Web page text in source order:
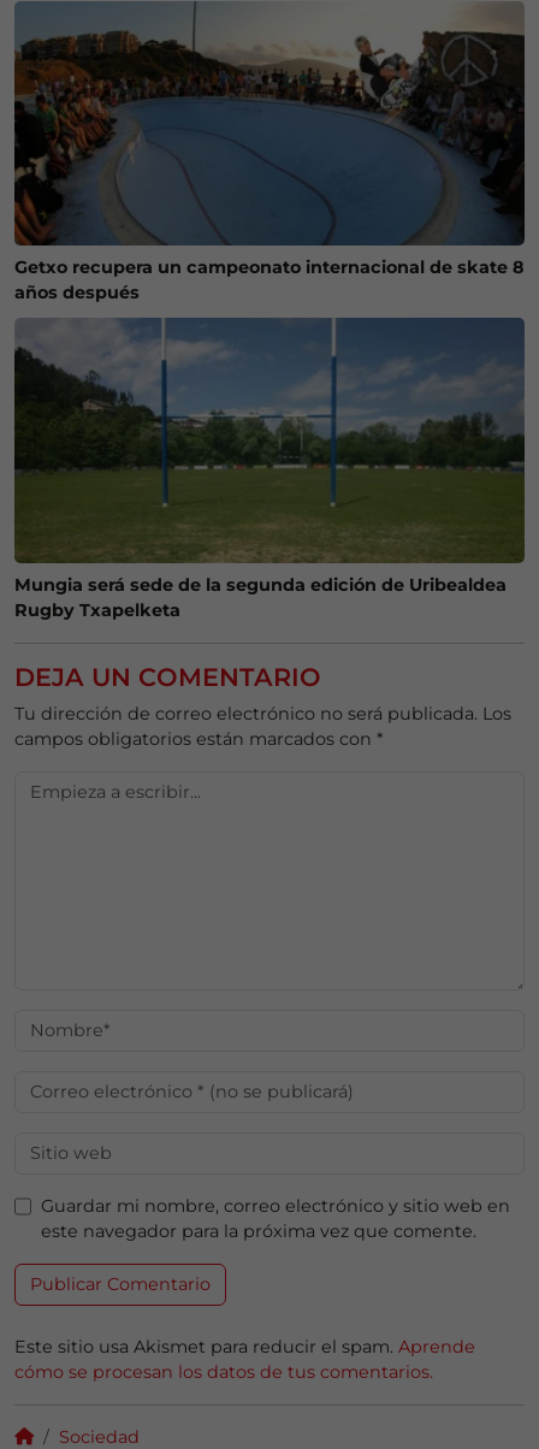
Getxo recupera un campeonato internacional de skate 8
años después
Mungia será sede de la segunda edición de Uribealdea
Rugby Txapelketa
DEJA UN COMENTARIO
Tu dirección de correo electrónico no será publicada. Los
campos obligatorios están marcados con *
Guardar mi nombre, correo electrónico y sitio web en
este navegador para la próxima vez que comente.
Este sitio usa Akismet para reducir el spam. Aprende
cómo se procesan los datos de tus comentarios.
Sociedad